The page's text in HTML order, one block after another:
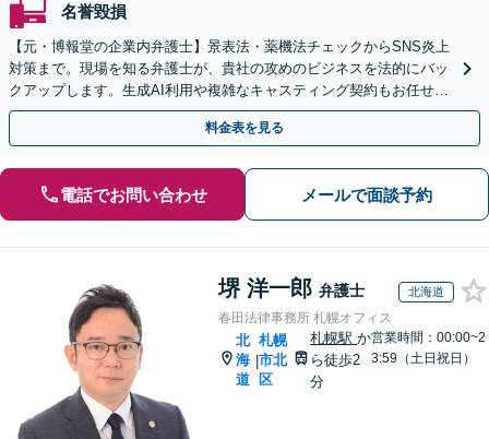
名誉毀損
【元・博報堂の企業内弁護士】景表法・薬機法チェックからSNS炎上
対策まで。現場を知る弁護士が、貴社の攻めのビジネスを法的にバッ
クアップします。生成AI利用や複雑なキャスティング契約もお任せく
ださい【Web面談可】【顧問契約も対応】
料金表を見る
電話でお問い合わせ メールで面談予約
堺 洋一郎 弁護士 北海道
春田法律事務所 札幌オフィス
北
海
道
|
札幌
市北
区
札幌駅か
ら徒歩2
分
営業時間：00:00~2
3:59（土日祝日）